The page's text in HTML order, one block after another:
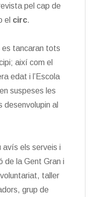
pel cap de
el circ.
es tancaran tots
així com el
edat i l’Escola
suspeses les
al
avís els serveis i
de la Gent Gran i
taller
grup de